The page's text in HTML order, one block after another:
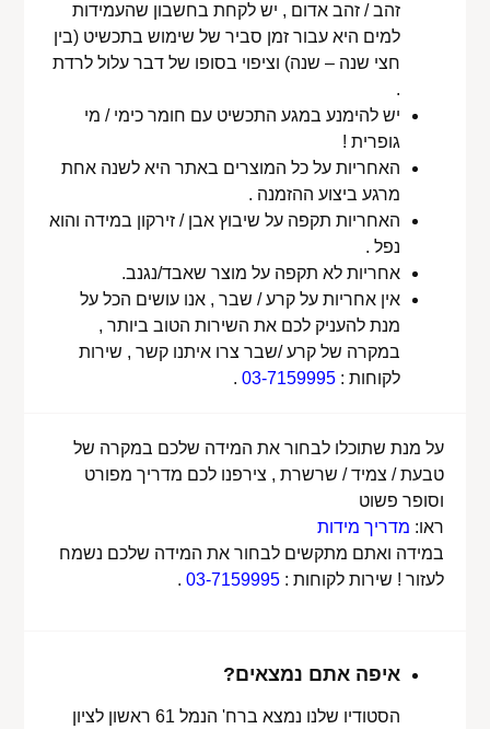
זהב / זהב אדום , יש לקחת בחשבון שהעמידות
למים היא עבור זמן סביר של שימוש בתכשיט (בין
חצי שנה – שנה) וציפוי בסופו של דבר עלול לרדת
.
יש להימנע במגע התכשיט עם חומר כימי / מי
גופרית !
האחריות על כל המוצרים באתר היא לשנה אחת
מרגע ביצוע ההזמנה .
האחריות תקפה על שיבוץ אבן / זירקון במידה והוא
נפל .
אחריות לא תקפה על מוצר שאבד/נגנב.
אין אחריות על קרע / שבר , אנו עושים הכל על
מנת להעניק לכם את השירות הטוב ביותר ,
במקרה של קרע /שבר צרו איתנו קשר , שירות
לקוחות :03-7159995
.
על מנת שתוכלו לבחור את המידה שלכם במקרה של
טבעת / צמיד / שרשרת , צירפנו לכם מדריך מפורט
וסופר פשוט
ראו: מדריך מידות
במידה ואתם מתקשים לבחור את המידה שלכם נשמח
לעזור ! שירות לקוחות :03-7159995
.
איפה אתם נמצאים?
הסטודיו שלנו נמצא ברח' הנמל 61 ראשון לציון